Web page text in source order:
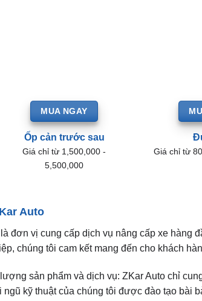
MUA NGAY
Ốp cản trước sau
Giá chỉ từ 1,500,000 -
5,500,000
Giá chỉ từ
Auto
đơn vị cung cấp dịch vụ nâng cấp xe hàng
chúng tôi cam kết mang đến cho khách
sản phẩm và dịch vụ: ZKar Auto chỉ
kỹ thuật của chúng tôi được đào tạo bài